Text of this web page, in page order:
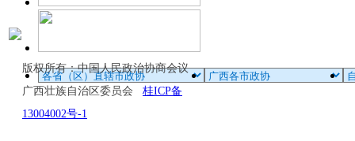
版权所有：中国人民政治协商会议
广西壮族自治区委员会 桂ICP备
13004002号-1